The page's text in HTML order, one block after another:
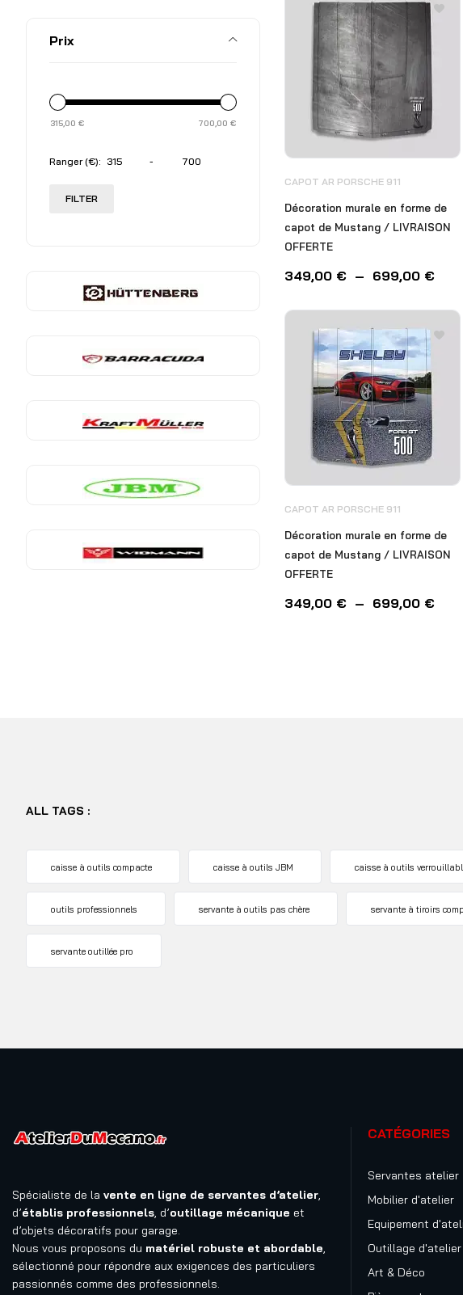
Portière Porsche 911(7)
Pièces automobiles
Prix
315,00 € 700,00 €
Ranger (€): -
FILTER
CAPOT AR PORSCHE 911
Décoration murale en forme de
capot de Mustang / LIVRAISON
OFFERTE
349,00 € – 699,00 €
CAPOT AR PORSCHE 911
Décoration murale en forme de
capot de Mustang / LIVRAISON
OFFERTE
349,00 € – 699,00 €
ALL TAGS :
caisse à outils compacte caisse à outils JBM caisse à outils
outils professionnels servante à outils pas chère servante à tiroirs
servante outillée pro
Spécialiste de la vente en ligne de servantes d’atelier
d’établis professionnels , d’outillage mécanique et
d’objets décoratifs pour garage.
Nous vous proposons du matériel robuste et abordable
sélectionné pour répondre aux exigences des particuliers
passionnés comme des professionnels.
CATÉGORIES
Servantes atelier
Mobilier d'atelier
Equipement
Outillage d'atelier
Art & Déco